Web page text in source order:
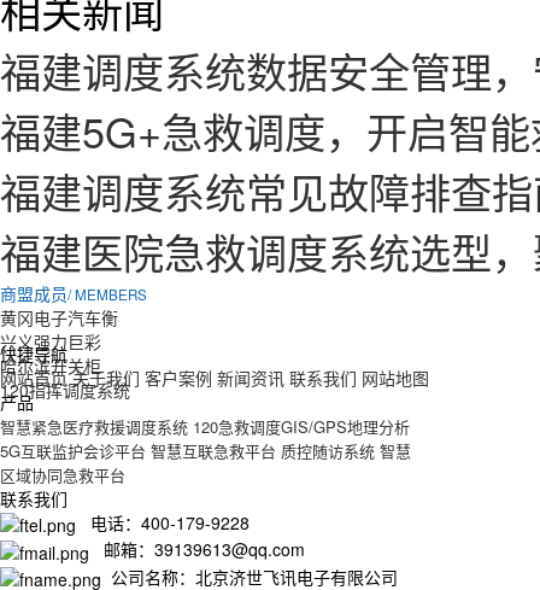
福建调度系统数据安全管理
福建5G+急救调度，开启智
福建调度系统常见故障排查
福建医院急救调度系统选型
商盟成员/ MEMBERS
黄冈电子汽车衡
兴义强力巨彩
哈尔滨开关柜
120指挥调度系统
快捷导航
网站首页 关于我们 客户案例 新闻资讯 联系我们 网站地图
产品
智慧紧急医疗救援调度系统 120急救调度GIS/GPS地理分析
5G互联监护会诊平台 智慧互联急救平台 质控随访系统 智慧
区域协同急救平台
联系我们
电话：400-179-9228
邮箱：39139613@qq.com
公司名称：北京济世飞讯电子有限公司